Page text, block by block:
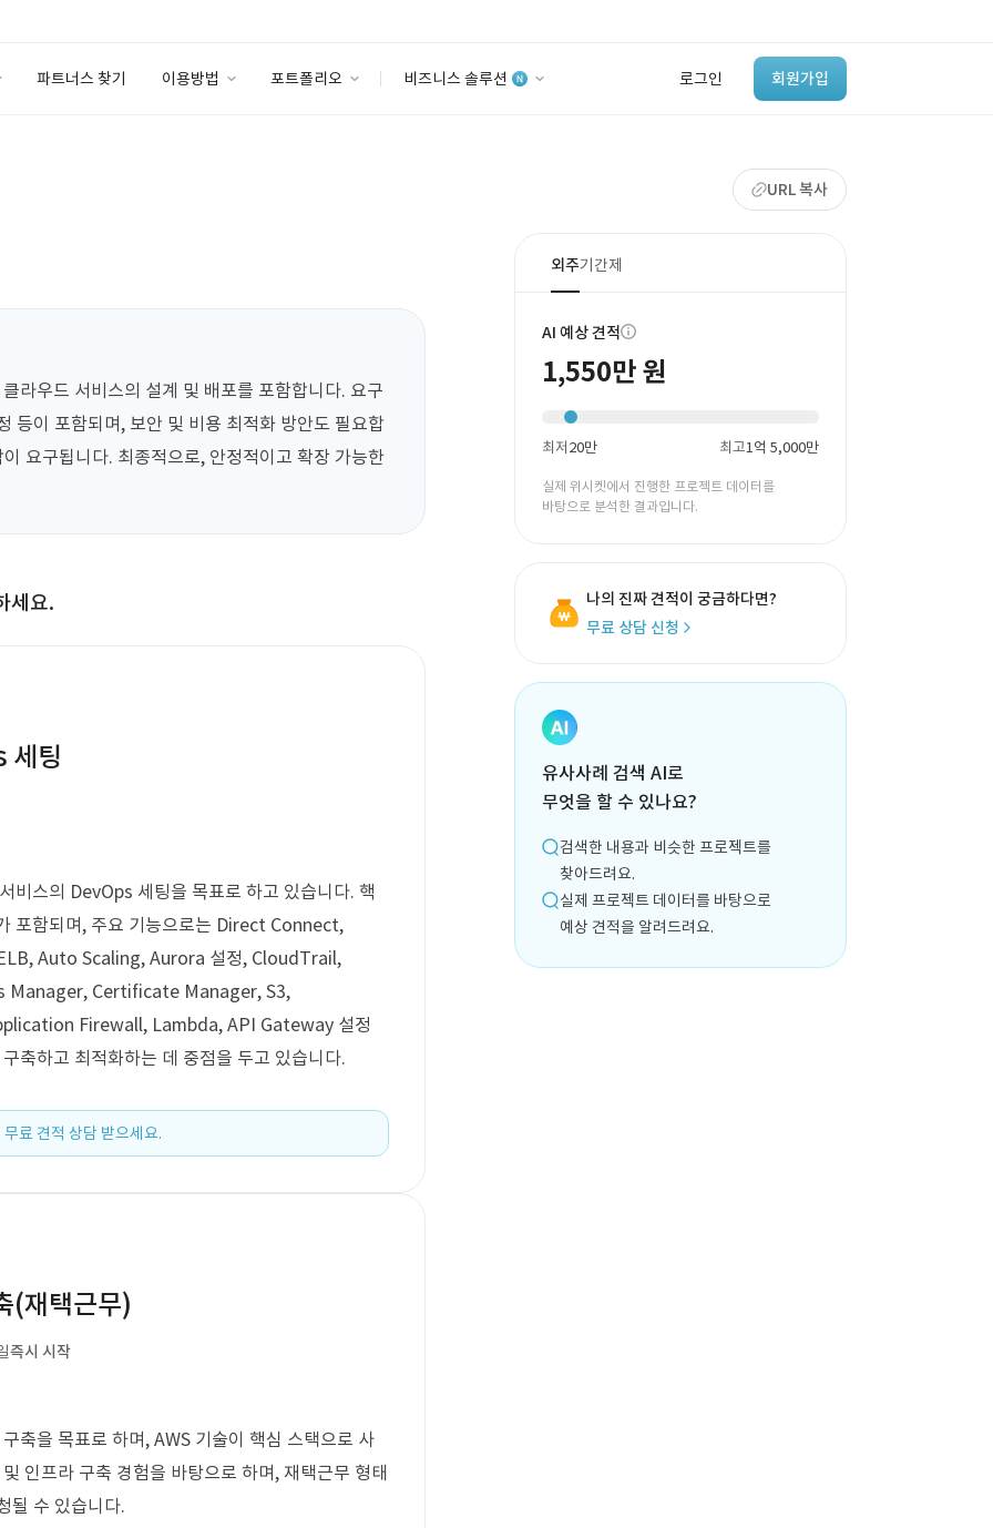
파트너스 찾기 이용방법 포트폴리오 비즈니스 솔루션 로그인 회원가입
‘이런 거’ 만들어본
개발 회사 있어?
바로가기
URL 복사
라우드 서비스의 설계 및 배포를 포함합니다. 요구
등이 포함되며, 보안 및 비용 최적화 방안도 필요합
요구됩니다. 최종적으로, 안정적이고 확장 가능한
세요.
세팅
비스의 DevOps 세팅을 목표로 하고 있습니다. 핵
포함되며, 주요 기능으로는 Direct Connect,
Auto Scaling, Aurora 설정, CloudTrail,
Manager, Certificate Manager, S3,
Firewall, Lambda, API Gateway 설정
축하고 최적화하는 데 중점을 두고 있습니다.
료 견적 상담 받으세요.
(재택근무)
즉시 시작
축을 목표로 하며, AWS 기술이 핵심 스택으로 사
인프라 구축 경험을 바탕으로 하며, 재택근무 형태
될 수 있습니다.
외주기간제
AI 예상 견적
1,550만 원
최저20만 최고1억 5,000만
실제 위시켓에서 진행한 프로젝트 데이터를
바탕으로 분석한 결과입니다.
나의 진짜 견적이 궁금하다면?
무료 상담 신청
유사사례 검색 AI로
무엇을 할 수 있나요?
검색한 내용과 비슷한 프로젝트를
찾아드려요.
실제 프로젝트 데이터를 바탕으로
예상 견적을 알려드려요.